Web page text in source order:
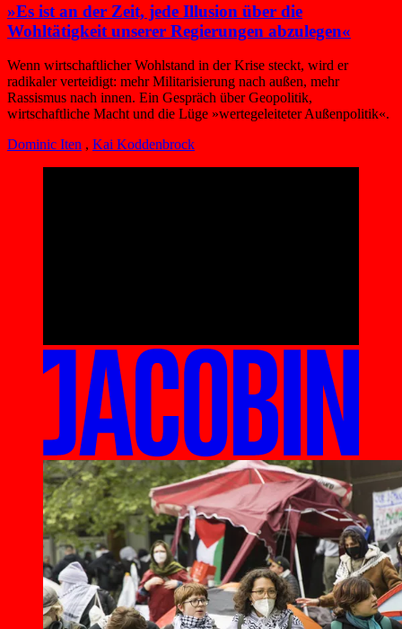
»Es ist an der Zeit, jede Illusion über die
Wohltätigkeit unserer Regierungen abzulegen«
Wenn wirtschaftlicher Wohlstand in der Krise steckt, wird er
radikaler verteidigt: mehr Militarisierung nach außen, mehr
Rassismus nach innen. Ein Gespräch über Geopolitik,
wirtschaftliche Macht und die Lüge »wertegeleiteter Außenpolitik«.
Dominic Iten , Kai Koddenbrock